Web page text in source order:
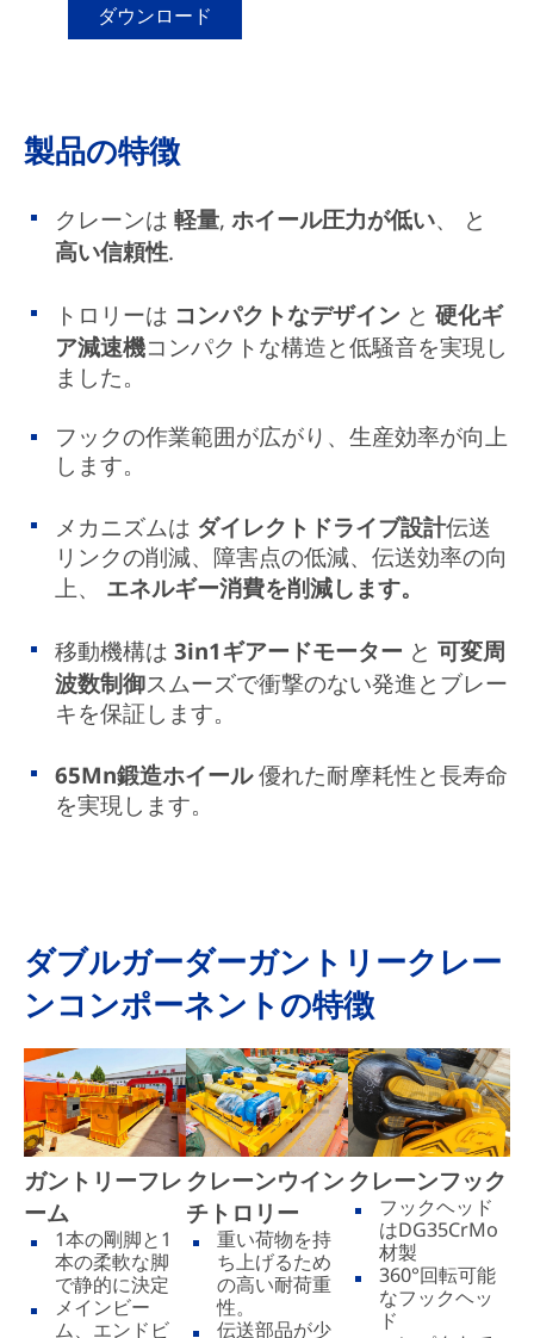
ダウンロード
製品の特徴
クレーンは軽量,ホイール圧力が低い、 と
高い信頼性.
トロリーは コンパクトなデザイン と硬化ギ
ア減速機コンパクトな構造と低騒音を実現し
ました。
フックの作業範囲が広がり、生産効率が向上
します。
メカニズムは ダイレクトドライブ設計伝送
リンクの削減、障害点の低減、伝送効率の向
上、 エネルギー消費を削減します。
移動機構は3in1ギアードモーター と可変周
波数制御スムーズで衝撃のない発進とブレー
キを保証します。
65Mn鍛造ホイール優れた耐摩耗性と長寿命
を実現します。
ダブルガーダーガントリークレー
ンコンポーネントの特徴
ガントリーフレ
ーム
1本の剛脚と1
本の柔軟な脚
で静的に決定
メインビー
ム、エンドビ
クレーンウイン
チトロリー
重い荷物を持
ち上げるため
の高い耐荷重
性。
伝送部品が少
クレーンフック
フックヘッド
はDG35CrMo
材製
360°回転可能
なフックヘッ
ド